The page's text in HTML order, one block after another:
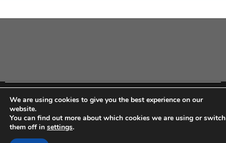
Copyright MHWeb © 2018 - Privacy & GDPR - Cookie Policy -
We are using cookies to give you the best experience on our
website.
You can find out more about which cookies we are using or switch
them off in settings.